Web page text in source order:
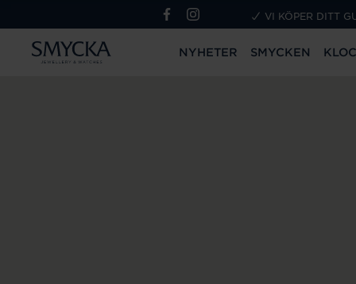
VI KÖPER DITT
NYHETER SMYCKEN